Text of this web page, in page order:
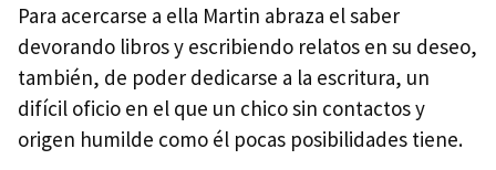
Para acercarse a ella Martin abraza el saber
devorando libros y escribiendo relatos en su deseo,
también, de poder dedicarse a la escritura, un
difícil oficio en el que un chico sin contactos y
origen humilde como él pocas posibilidades tiene.